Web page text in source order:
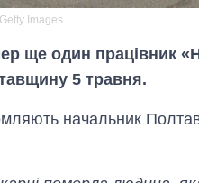
Getty Images
ще один працівник
5 травня.
начальник